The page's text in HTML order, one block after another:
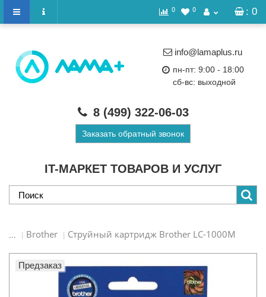
: 0
0 0
IT-МАРКЕТ ТОВАРОВ И УСЛУГ
info@lamaplus.ru
пн-пт: 9:00 - 18:00
сб-вс: выходной
8 (499) 322-06-03
Заказать обратный звонок
... Brother Струйный картридж Brother LC-1000M
Предзаказ